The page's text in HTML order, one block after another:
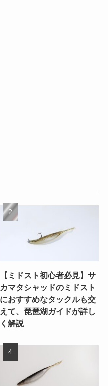
【ミドスト初心者必見】サ
カマタシャッドのミドスト
におすすめなタックルも交
えて、琵琶湖ガイドが詳し
く解説